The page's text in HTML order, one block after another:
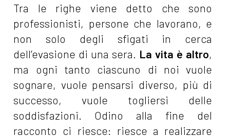
Tra le righe viene detto che sono
professionisti, persone che lavorano, e
non solo degli sfigati in cerca
dell’evasione di una sera. La vita è altro,
ma ogni tanto ciascuno di noi vuole
sognare, vuole pensarsi diverso, più di
successo, vuole togliersi delle
soddisfazioni. Odino alla fine del
racconto ci riesce: riesce a realizzare